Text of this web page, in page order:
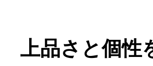
上品さと個性